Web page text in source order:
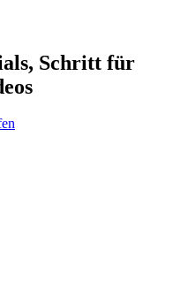
Schritt für